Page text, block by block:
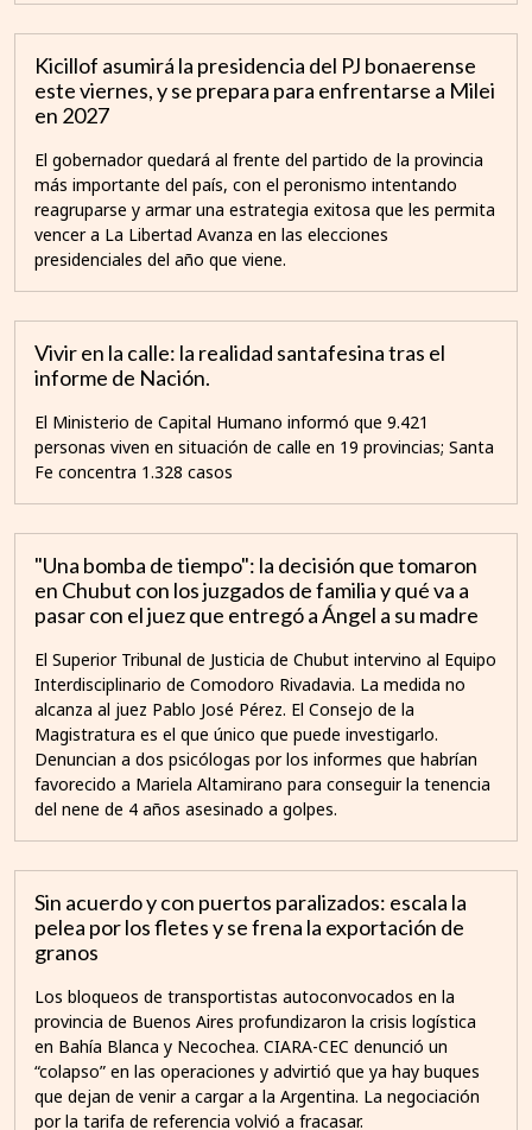
Kicillof asumirá la presidencia del PJ bonaerense
este viernes, y se prepara para enfrentarse a Milei
en 2027
El gobernador quedará al frente del partido de la provincia
más importante del país, con el peronismo intentando
reagruparse y armar una estrategia exitosa que les permita
vencer a La Libertad Avanza en las elecciones
presidenciales del año que viene.
Vivir en la calle: la realidad santafesina tras el
informe de Nación.
El Ministerio de Capital Humano informó que 9.421
personas viven en situación de calle en 19 provincias; Santa
Fe concentra 1.328 casos
"Una bomba de tiempo": la decisión que tomaron
en Chubut con los juzgados de familia y qué va a
pasar con el juez que entregó a Ángel a su madre
El Superior Tribunal de Justicia de Chubut intervino al Equipo
Interdisciplinario de Comodoro Rivadavia. La medida no
alcanza al juez Pablo José Pérez. El Consejo de la
Magistratura es el que único que puede investigarlo.
Denuncian a dos psicólogas por los informes que habrían
favorecido a Mariela Altamirano para conseguir la tenencia
del nene de 4 años asesinado a golpes.
Sin acuerdo y con puertos paralizados: escala la
pelea por los fletes y se frena la exportación de
granos
Los bloqueos de transportistas autoconvocados en la
provincia de Buenos Aires profundizaron la crisis logística
en Bahía Blanca y Necochea. CIARA-CEC denunció un
“colapso” en las operaciones y advirtió que ya hay buques
que dejan de venir a cargar a la Argentina. La negociación
por la tarifa de referencia volvió a fracasar.